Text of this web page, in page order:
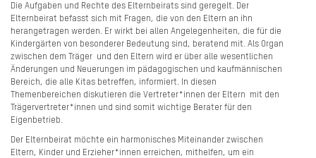
Die Aufgaben und Rechte des Elternbeirats sind geregelt. Der
Elternbeirat befasst sich mit Fragen, die von den Eltern an ihn
herangetragen werden. Er wirkt bei allen Angelegenheiten, die für die
Kindergärten von besonderer Bedeutung sind, beratend mit. Als Organ
zwischen dem Träger und den Eltern wird er über alle wesentlichen
Änderungen und Neuerungen im pädagogischen und kaufmännischen
Bereich, die alle Kitas betreffen, informiert. In diesen
Themenbereichen diskutieren die Vertreter*innen der Eltern mit den
Trägervertreter*innen und sind somit wichtige Berater für den
Eigenbetrieb.
Der Elternbeirat möchte ein harmonisches Miteinander zwischen
Eltern, Kinder und Erzieher*innen erreichen, mithelfen, um ein